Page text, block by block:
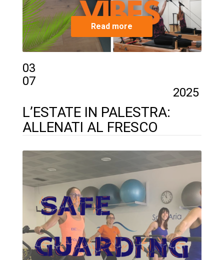
Read more
03
07
2025
L’ESTATE IN PALESTRA:
ALLENATI AL FRESCO